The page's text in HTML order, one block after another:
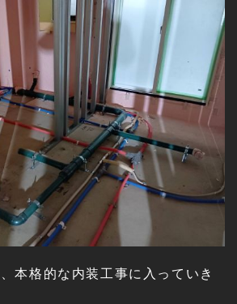
本格的な内装工事に入っていき